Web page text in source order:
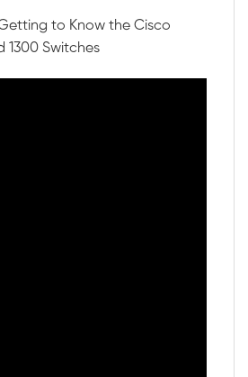
to Know the Cisco
1300 Switches